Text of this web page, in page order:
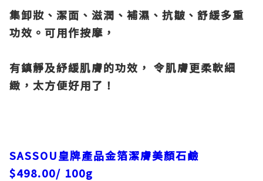
集卸妝、潔面、滋潤、補濕、抗皺、舒緩多重
功效。可用作按摩，
有鎮靜及紓緩肌膚的功效， 令肌膚更柔軟細
緻，太方便好用了！
SASSOU皇牌產品金箔潔膚美顏石鹼
$498.00/ 100g